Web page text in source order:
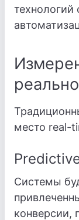
технологий
место real-
Системы
конверсии,